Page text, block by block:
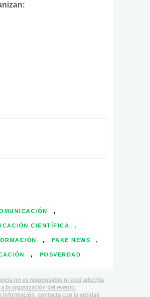
,
CIENTÍFICA ,
, FAKE NEWS ,
, POSVERDAD
no es responsable ni está adscrita
a la organización del evento.
información, contacta con la entidad